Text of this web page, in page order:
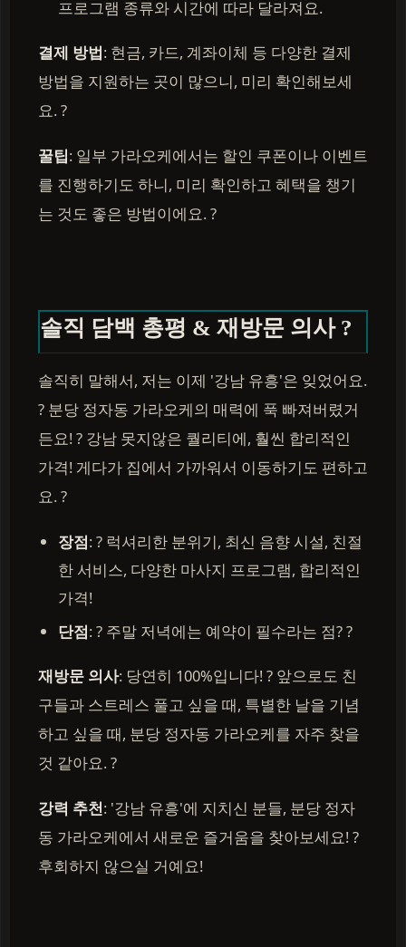
프로그램 종류와 시간에 따라 달라져요.
결제 방법: 현금, 카드, 계좌이체 등 다양한 결제
방법을 지원하는 곳이 많으니, 미리 확인해보세
요. ?
꿀팁: 일부 가라오케에서는 할인 쿠폰이나 이벤트
를 진행하기도 하니, 미리 확인하고 혜택을 챙기
는 것도 좋은 방법이에요. ?
솔직 담백 총평 & 재방문 의사 ?
솔직히 말해서, 저는 이제 '강남 유흥'은 잊었어요.
? 분당 정자동 가라오케의 매력에 푹 빠져버렸거
든요! ? 강남 못지않은 퀄리티에, 훨씬 합리적인
가격! 게다가 집에서 가까워서 이동하기도 편하고
요. ?
장점: ? 럭셔리한 분위기, 최신 음향 시설, 친절
한 서비스, 다양한 마사지 프로그램, 합리적인
가격!
단점: ? 주말 저녁에는 예약이 필수라는 점? ?
재방문 의사: 당연히 100%입니다! ? 앞으로도 친
구들과 스트레스 풀고 싶을 때, 특별한 날을 기념
하고 싶을 때, 분당 정자동 가라오케를 자주 찾을
것 같아요. ?
강력 추천: '강남 유흥'에 지치신 분들, 분당 정자
동 가라오케에서 새로운 즐거움을 찾아보세요! ?
후회하지 않으실 거예요!